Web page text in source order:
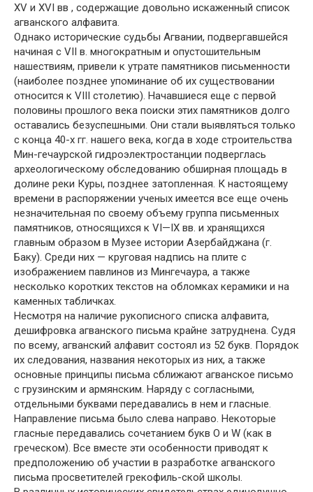
XV и XVI вв , содержащие довольно искаженный список
агванского алфавита.
Однако исторические судьбы Агвании, подвергавшейся
начиная с VII в. многократным и опустошительным
нашествиям, привели к утрате памятников письменности
(наиболее позднее упоминание об их существовании
относится к VIII столетию). Начавшиеся еще с первой
половины прошлого века поиски этих памятников долго
оставались безуспешными. Они стали выявляться только
с конца 40-х гг. нашего века, когда в ходе строительства
Мин-гечаурской гидроэлектростанции подверглась
археологическому обследованию обширная площадь в
долине реки Куры, позднее затопленная. К настоящему
времени в распоряжении ученых имеется все еще очень
незначительная по своему объему группа письменных
памятников, относящихся к VI—IX вв. и хранящихся
главным образом в Музее истории Азербайджана (г.
Баку). Среди них — круговая надпись на плите с
изображением павлинов из Мингечаура, а также
несколько коротких текстов на обломках керамики и на
каменных табличках.
Несмотря на наличие рукописного списка алфавита,
дешифровка агванского письма крайне затруднена. Судя
по всему, агванский алфавит состоял из 52 букв. Порядок
их следования, названия некоторых из них, а также
основные принципы письма сближают агванское письмо
с грузинским и армянским. Наряду с согласными,
отдельными буквами передавались в нем и гласные.
Направление письма было слева направо. Некоторые
гласные передавались сочетанием букв О и W (как в
греческом). Все вместе эти особенности приводят к
предположению об участии в разработке агванского
письма просветителей грекофиль-ской школы.